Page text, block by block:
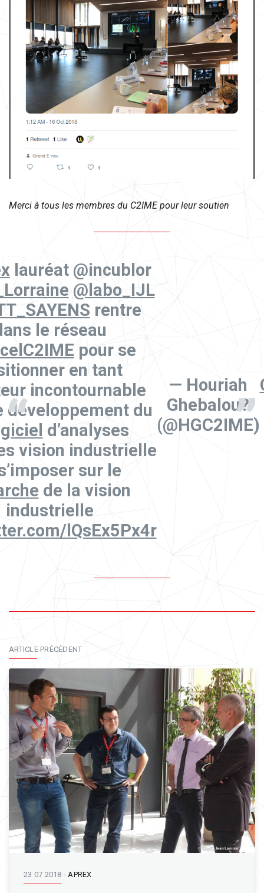
Merci à tous les membres du C2IME pour leur soutien
lauréat @incublor
@labo_IJL
rentre
le réseau
pour se
en tant
incontournable
développement du
d’analyses
vision industrielle
sur le
de la vision
industrielle
lQsEx5Px4r
— Houriah
Ghebalou?
(@HGC2IME)
ARTICLE PRÉCÉDENT
23 07 2018 -APREX